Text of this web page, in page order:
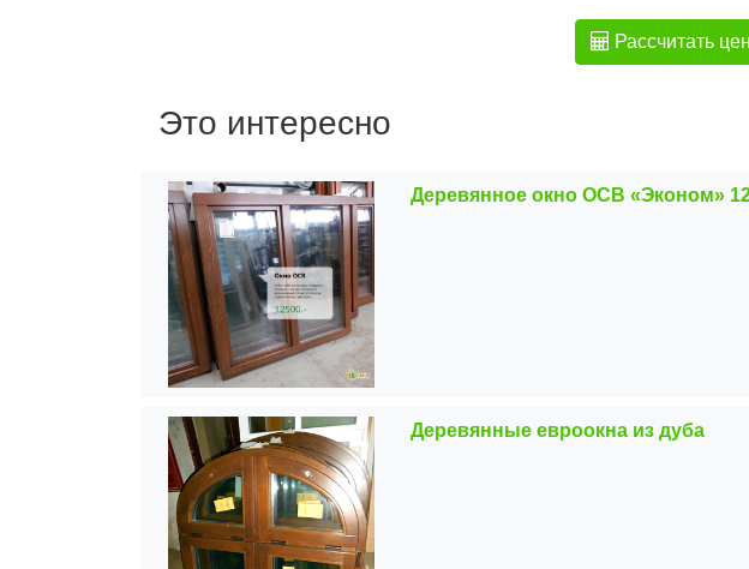
Рассчитать
Это интересно
Деревянное окно ОСВ «Эконом»
Деревянные евроокна из дуба